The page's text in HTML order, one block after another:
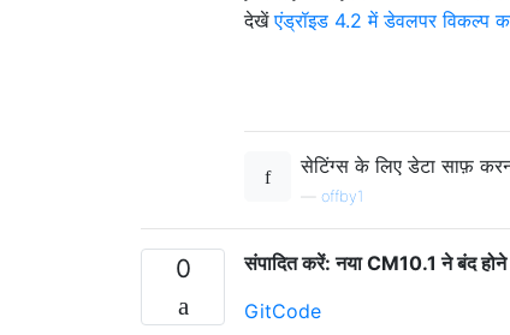
देखेंएंड्रॉइड 4.2 में डेवलपर विकल्प
सेटिंग्स के लिए डेटा साफ़
offby1
0 संपादित करें: नया CM10.1 ने बंद होने
GitCode